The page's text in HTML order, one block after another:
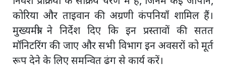
कोरिया और ताइवान की अग्रणी कंपनियाँ शामिल हैं।
मुख्यमंत्री ने निर्देश दिए कि इन प्रस्तावों की सतत
मॉनिटरिंग की जाए और सभी विभाग इन अवसरों को मूर्त
रूप देने के लिए समन्वित ढंग से कार्य करें।